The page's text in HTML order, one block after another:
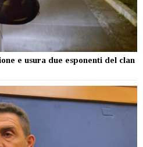
e usura due esponenti del clan